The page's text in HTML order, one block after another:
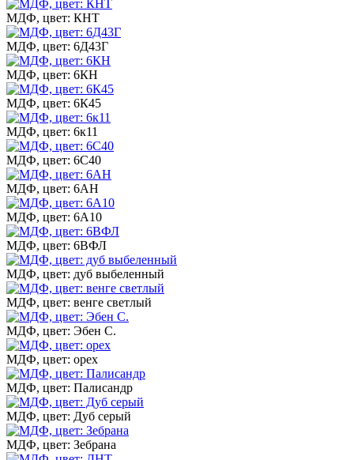
МДФ, цвет: КНТ
МДФ, цвет: 6Д43Г
МДФ, цвет: 6КН
МДФ, цвет: 6К45
МДФ, цвет: 6к11
МДФ, цвет: 6С40
МДФ, цвет: 6АН
МДФ, цвет: 6А10
МДФ, цвет: 6ВФЛ
МДФ, цвет: дуб выбеленный
МДФ, цвет: венге светлый
МДФ, цвет: Эбен С.
МДФ, цвет: орех
МДФ, цвет: Палисандр
МДФ, цвет: Дуб серый
МДФ, цвет: Зебрана